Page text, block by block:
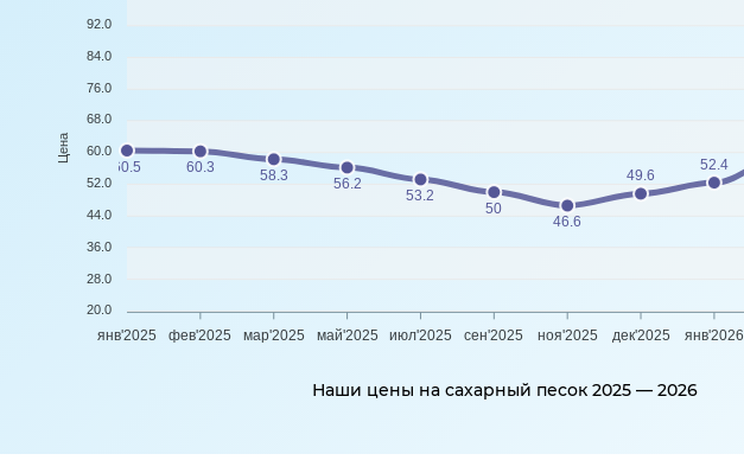
Наши цены на сахарный песок 2025 — 2026
янв'2025 фев'2025 мар'2025 май'2025 июл'2025 сен'2025 ноя'2025 дек'2025 янв'2026
60.5 60.3 58.3
56.2
53.2
50
46.6
49.6
52.4
92.0
84.0
76.0
68.0
60.0
52.0
44.0
36.0
28.0
20.0
Цена